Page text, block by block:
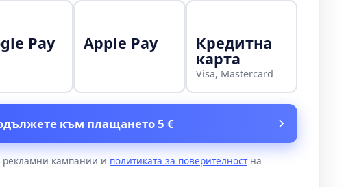
Pay Apple Pay Кредитна
карта
Visa, Mastercard
към плащането 5 €
рекламни кампании и политиката за поверителностна